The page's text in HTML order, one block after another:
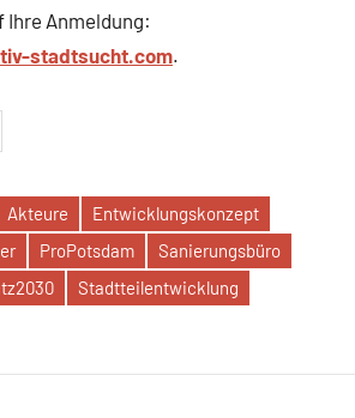
Ihre Anmeldung:
stadtsucht.com.
Akteure
Entwicklungskonzept
ProPotsdam
Sanierungsbüro
Stadtteilentwicklung